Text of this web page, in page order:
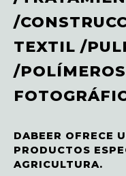
/
TEXTIL /
/POLÍMEROS
DABEER OFRECE
PRODUCTOS
AGRICULTURA.